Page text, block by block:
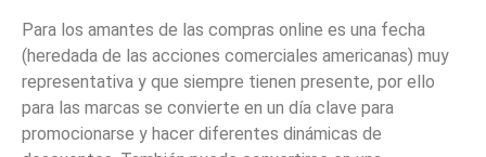
Para los amantes de las compras online es una fecha
(heredada de las acciones comerciales americanas) muy
representativa y que siempre tienen presente, por ello
para las marcas se convierte en un día clave para
promocionarse y hacer diferentes dinámicas de